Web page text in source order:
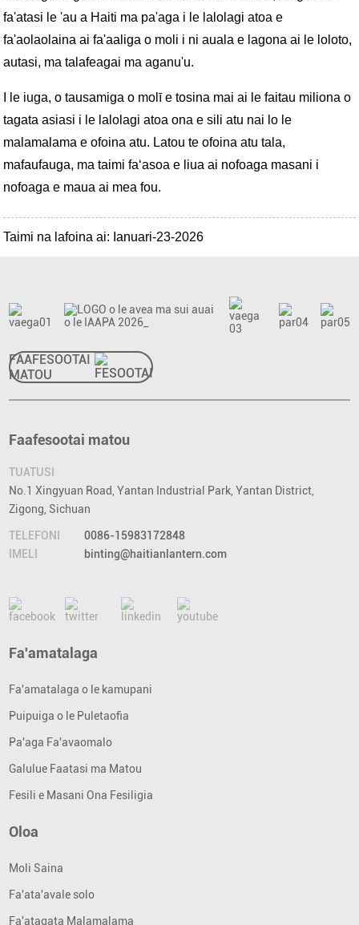
fa'atasi le 'au a Haiti ma pa'aga i le lalolagi atoa e
fa'aolaolaina ai fa'aaliga o moli i ni auala e lagona ai le loloto,
autasi, ma talafeagai ma aganu'u.
I le iuga, o tausamiga o molī e tosina mai ai le faitau miliona o
tagata asiasi i le lalolagi atoa ona e sili atu nai lo le
malamalama e ofoina atu. Latou te ofoina atu tala,
mafaufauga, ma taimi faʻasoa e liua ai nofoaga masani i
nofoaga e maua ai mea fou.
Taimi na lafoina ai: Ianuari-23-2026
FAAFESOOTAI
MATOU
Faafesootai matou
TUATUSI
No.1 Xingyuan Road, Yantan Industrial Park, Yantan District,
Zigong, Sichuan
TELEFONI
0086-15983172848
IMELI
binting@haitianlantern.com
Fa'amatalaga
Fa'amatalaga o le kamupani
Puipuiga o le Puletaofia
Pa'aga Fa'avaomalo
Galulue Faatasi ma Matou
Fesili e Masani Ona Fesiligia
Oloa
Moli Saina
Fa'ata'avale solo
Fa'atagata Malamalama